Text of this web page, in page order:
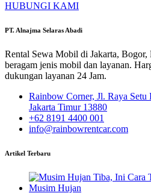
HUBUNGI KAMI
PT. Alnajma Selaras Abadi
Rental Sewa Mobil di Jakarta, Bogor,
beragam jenis mobil dan layanan.
dukungan layanan 24 Jam.
Rainbow Corner, Jl. Raya
Jakarta Timur 13880
+62 8191 4400 001
info@rainbowrentcar.com
Artikel Terbaru